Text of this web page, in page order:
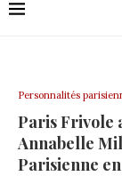
Personnalités
Paris Frivole
Annabelle
Parisienne